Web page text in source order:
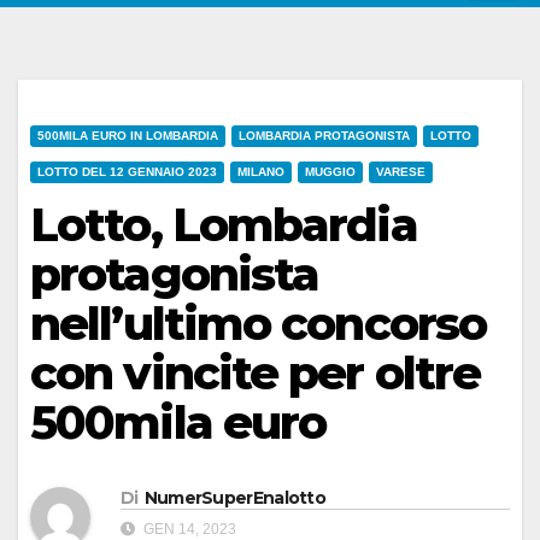
500MILA EURO IN LOMBARDIA LOMBARDIA PROTAGONISTA LOTTO
LOTTO DEL 12 GENNAIO 2023 MILANO MUGGIO VARESE
Lotto, Lombardia
protagonista
nell’ultimo concorso
con vincite per oltre
500mila euro
Di NumerSuperEnalotto
GEN 14, 2023